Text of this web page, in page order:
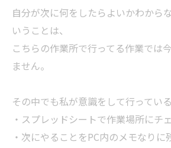
自分が次に何をしたらよいかわから
いうことは、
こちらの作業所で行ってる作業では
ません。
その中でも私が意識をして行っている
・スプレッドシートで作業場所にチ
・次にやることをPC内のメモなりに